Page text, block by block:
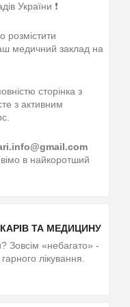
України ❗
розмістити
медичний заклад на
сторінка з
з активним
в найкоротший
ТА МЕДИЦИНУ
Зовсім «небагато» -
лікування.